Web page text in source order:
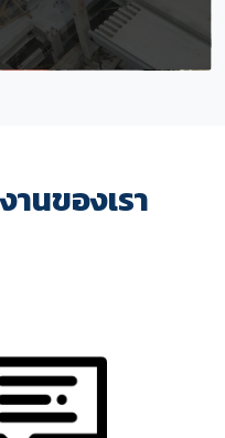
านของเรา